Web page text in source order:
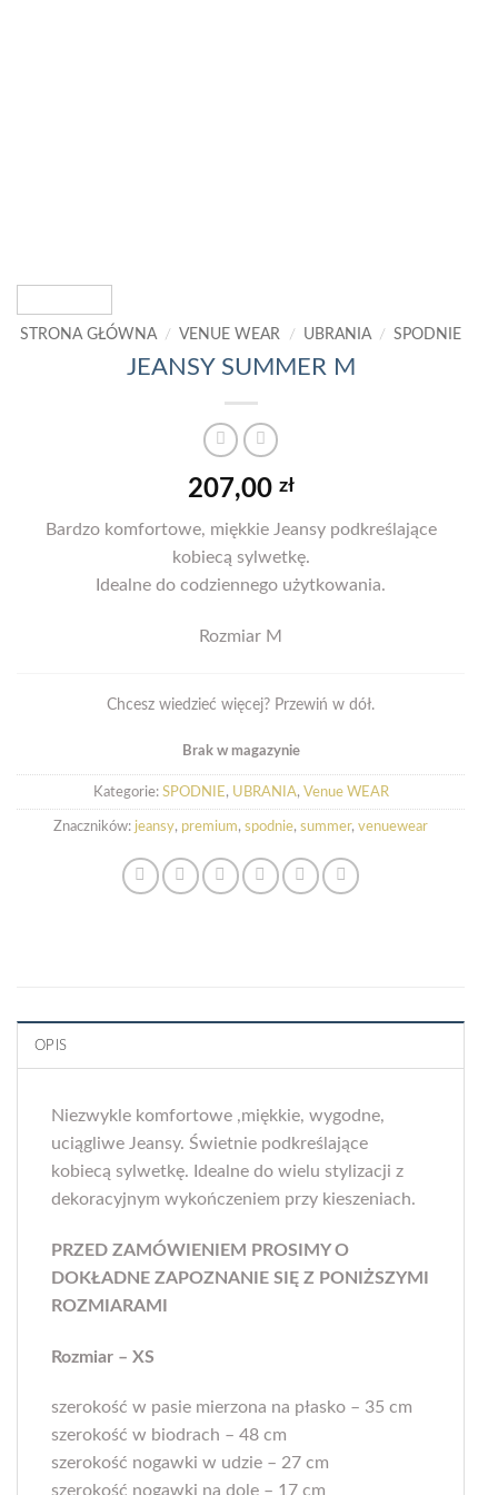
STRONA GŁÓWNA / VENUE WEAR / UBRANIA / SPODNIE
JEANSY SUMMER M
207,00 zł
Bardzo komfortowe, miękkie Jeansy podkreślające
kobiecą sylwetkę.
Idealne do codziennego użytkowania.
Rozmiar M
Chcesz wiedzieć więcej? Przewiń w dół.
Brak w magazynie
Kategorie: SPODNIE , UBRANIA, Venue WEAR
Znaczników: jeansy, premium, spodnie, summer, venuewear
OPIS
Niezwykle komfortowe ,miękkie, wygodne,
uciągliwe Jeansy. Świetnie podkreślające
kobiecą sylwetkę. Idealne do wielu stylizacji z
dekoracyjnym wykończeniem przy kieszeniach.
PRZED ZAMÓWIENIEM PROSIMY O
DOKŁADNE ZAPOZNANIE SIĘ Z PONIŻSZYMI
ROZMIARAMI
Rozmiar – XS
szerokość w pasie mierzona na płasko – 35 cm
szerokość w biodrach – 48 cm
szerokość nogawki w udzie – 27 cm
szerokość nogawki na dole – 17 cm